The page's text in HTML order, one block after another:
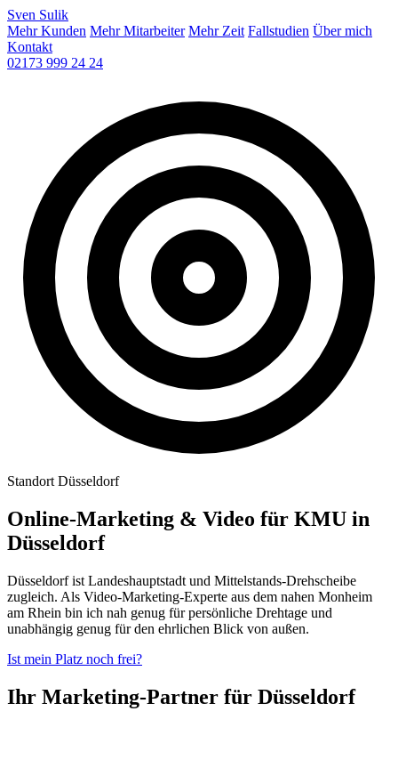
Sven Sulik
Mehr Kunden Mehr Mitarbeiter Mehr Zeit Fallstudien Über mich
Kontakt
02173 999 24 24
Standort Düsseldorf
Online-Marketing & Video für KMU in
Düsseldorf
Düsseldorf ist Landeshauptstadt und Mittelstands-Drehscheibe
zugleich. Als Video-Marketing-Experte aus dem nahen Monheim
am Rhein bin ich nah genug für persönliche Drehtage und
unabhängig genug für den ehrlichen Blick von außen.
Ist mein Platz noch frei?
Ihr Marketing-Partner für Düsseldorf